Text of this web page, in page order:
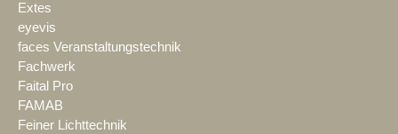
Extes
eyevis
faces Veranstaltungstechnik
Fachwerk
Faital Pro
FAMAB
Feiner Lichttechnik